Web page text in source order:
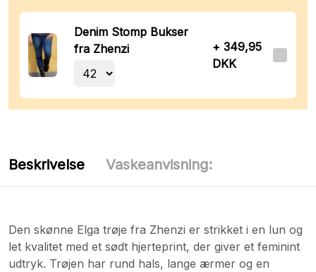
Denim Stomp Bukser
fra Zhenzi
+ 349,95
DKK
Beskrivelse Vaskeanvisning:
Den skønne Elga trøje fra Zhenzi er strikket i en lun og
let kvalitet med et sødt hjerteprint, der giver et feminint
udtryk. Trøjen har rund hals, lange ærmer og en